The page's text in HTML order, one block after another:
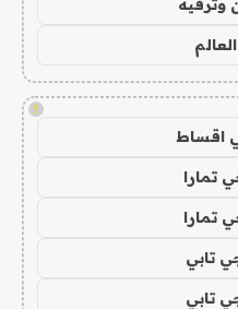
وترفيه
!
اقساط
تمارا
تمارا
تابي
تابي